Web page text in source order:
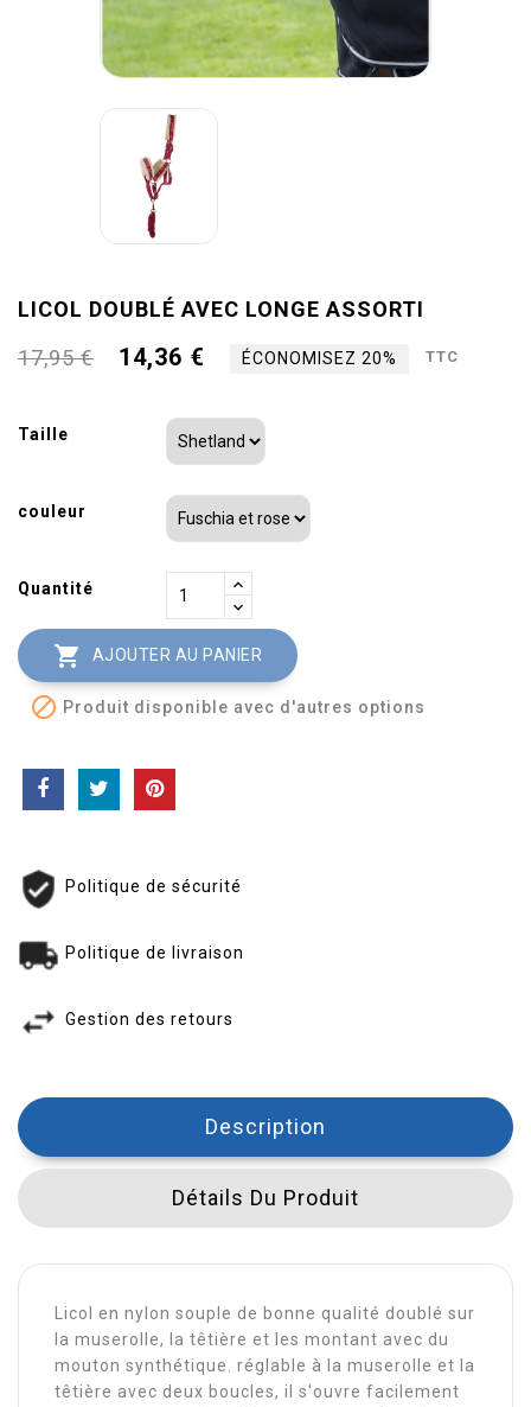
LICOL DOUBLÉ AVEC LONGE ASSORTI
17,95 €
14,36 € ÉCONOMISEZ 20% TTC
Taille
couleur
Quantité
 AJOUTER AU PANIER
 Produit disponible avec d'autres options
Politique de sécurité
Politique de livraison
Gestion des retours
Description
Détails Du Produit
Licol en nylon souple de bonne qualité doublé sur
la muserolle, la têtière et les montant avec du
mouton synthétique. réglable à la muserolle et la
têtière avec deux boucles, il s'ouvre facilement